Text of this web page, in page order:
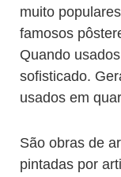
muito
famosos
Quando
sofisticado.
usados em
São obras de
pintadas por